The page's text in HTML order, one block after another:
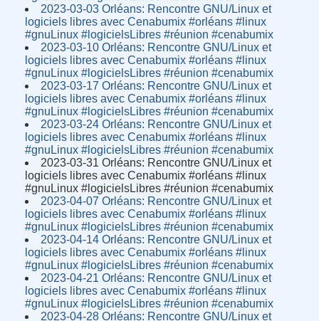
2023-03-03 Orléans: Rencontre GNU/Linux et
logiciels libres avec Cenabumix #orléans #linux
#gnuLinux #logicielsLibres #réunion #cenabumix
2023-03-10 Orléans: Rencontre GNU/Linux et
logiciels libres avec Cenabumix #orléans #linux
#gnuLinux #logicielsLibres #réunion #cenabumix
2023-03-17 Orléans: Rencontre GNU/Linux et
logiciels libres avec Cenabumix #orléans #linux
#gnuLinux #logicielsLibres #réunion #cenabumix
2023-03-24 Orléans: Rencontre GNU/Linux et
logiciels libres avec Cenabumix #orléans #linux
#gnuLinux #logicielsLibres #réunion #cenabumix
2023-03-31 Orléans: Rencontre GNU/Linux et
logiciels libres avec Cenabumix #orléans #linux
#gnuLinux #logicielsLibres #réunion #cenabumix
2023-04-07 Orléans: Rencontre GNU/Linux et
logiciels libres avec Cenabumix #orléans #linux
#gnuLinux #logicielsLibres #réunion #cenabumix
2023-04-14 Orléans: Rencontre GNU/Linux et
logiciels libres avec Cenabumix #orléans #linux
#gnuLinux #logicielsLibres #réunion #cenabumix
2023-04-21 Orléans: Rencontre GNU/Linux et
logiciels libres avec Cenabumix #orléans #linux
#gnuLinux #logicielsLibres #réunion #cenabumix
2023-04-28 Orléans: Rencontre GNU/Linux et